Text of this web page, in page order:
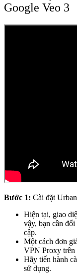
Google Veo 3
Bước 1: Cài đặt
Hiện tại, giao
vậy, bạn cần
cập.
Một cách đơn
VPN Proxy trên
Hãy tiến hành
sử dụng.